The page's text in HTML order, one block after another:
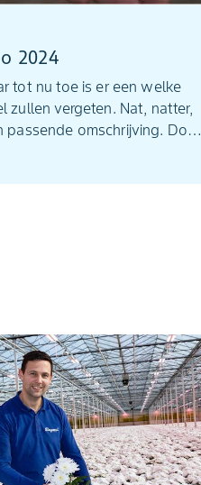
2024
tot nu toe is er een welke
zullen vergeten. Nat, natter,
passende omschrijving. Door